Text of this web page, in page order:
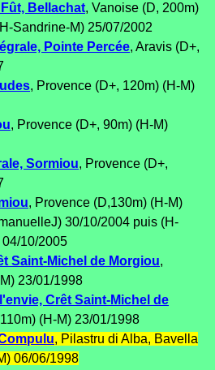
Bellachat, Vanoise (D, 200m)
Sandrine-M) 25/07/2002
Pointe Percée, Aravis (D+,
, Provence (D+, 120m) (H-M)
, Provence (D+, 90m) (H-M)
Sormiou, Provence (D+,
, Provence (D,130m) (H-M)
30/10/2004 puis (H-
10/2005
Saint-Michel de Morgiou,
23/01/1998
Crêt Saint-Michel de
(H-M) 23/01/1998
, Pilastru di Alba, Bavella
06/06/1998